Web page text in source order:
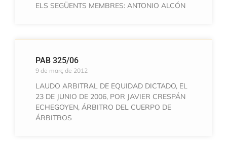
ELS SEGÜENTS MEMBRES: ANTONIO ALCÓN
PAB 325/06
9 de març de 2012
LAUDO ARBITRAL DE EQUIDAD DICTADO, EL
23 DE JUNIO DE 2006, POR JAVIER CRESPÁN
ECHEGOYEN, ÁRBITRO DEL CUERPO DE
ÁRBITROS